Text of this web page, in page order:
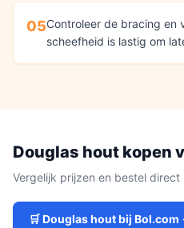
05Controleer de bracing en
scheefheid is lastig om
Douglas hout kopen
Vergelijk prijzen en bestel direct
🛒Douglas houtbij Bol.com